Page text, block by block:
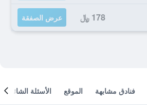
178 ﷼ عرض الصفقة
فنادق مشابهة الموقع الأسئلة الشائعة